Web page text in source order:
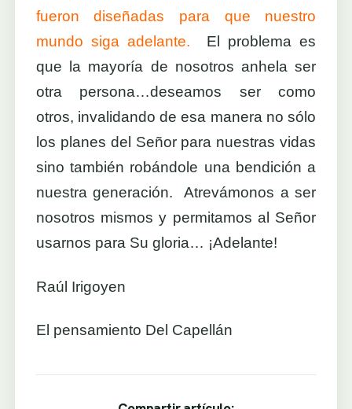
fueron diseñadas para que nuestro
mundo siga adelante.
El problema es
que la mayoría de nosotros anhela ser
otra persona…deseamos ser como
otros, invalidando de esa manera no sólo
los planes del Señor para nuestras vidas
sino también robándole una bendición a
nuestra generación. Atrevámonos a ser
nosotros mismos y permitamos al Señor
usarnos para Su gloria… ¡Adelante!
Raúl Irigoyen
El pensamiento Del Capellán